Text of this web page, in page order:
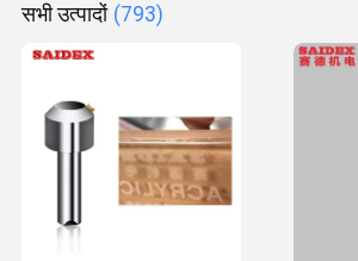
सभी उत्पादों (793)